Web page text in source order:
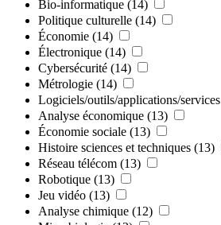
Bio-informatique (14)
Politique culturelle (14)
Économie (14)
Électronique (14)
Cybersécurité (14)
Métrologie (14)
Logiciels/outils/applications/services
Analyse économique (13)
Économie sociale (13)
Histoire sciences et techniques (13)
Réseau télécom (13)
Robotique (13)
Jeu vidéo (13)
Analyse chimique (12)